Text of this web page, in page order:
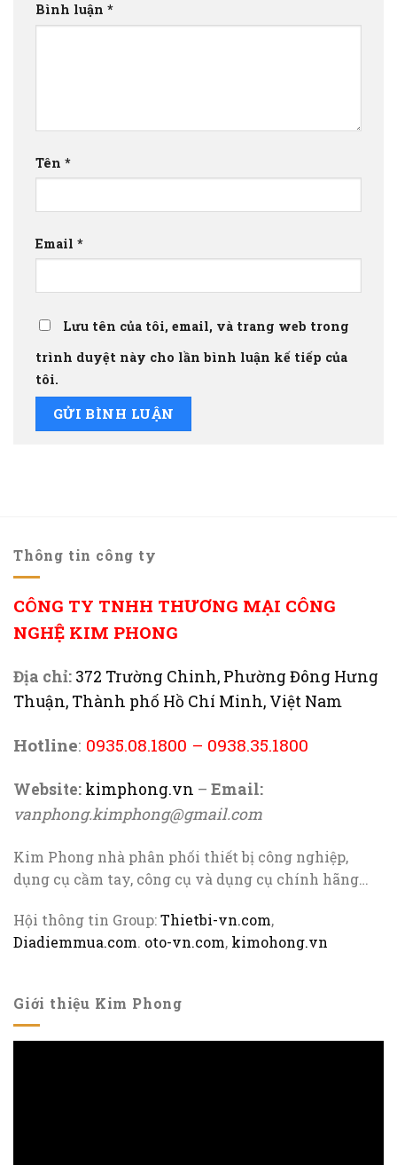
Bình luận *
Tên *
Email *
Lưu tên của tôi, email, và trang web trong
trình duyệt này cho lần bình luận kế tiếp của
tôi.
Thông tin công ty
CÔNG TY TNHH THƯƠNG MẠI CÔNG
NGHỆ KIM PHONG
Địa chỉ: 372 Trường Chinh, Phường Đông Hưng
Thuận, Thành phố Hồ Chí Minh, Việt Nam
Hotline: 0935.08.1800 – 0938.35.1800
Website: kimphong.vn – Email:
vanphong.kimphong@gmail.com
Kim Phong nhà phân phối thiết bị công nghiệp,
dụng cụ cầm tay, công cụ và dụng cụ chính hãng…
Hội thông tin Group:Thietbi-vn.com,
Diadiemmua.com. oto-vn.com, kimohong.vn
Giới thiệu Kim Phong